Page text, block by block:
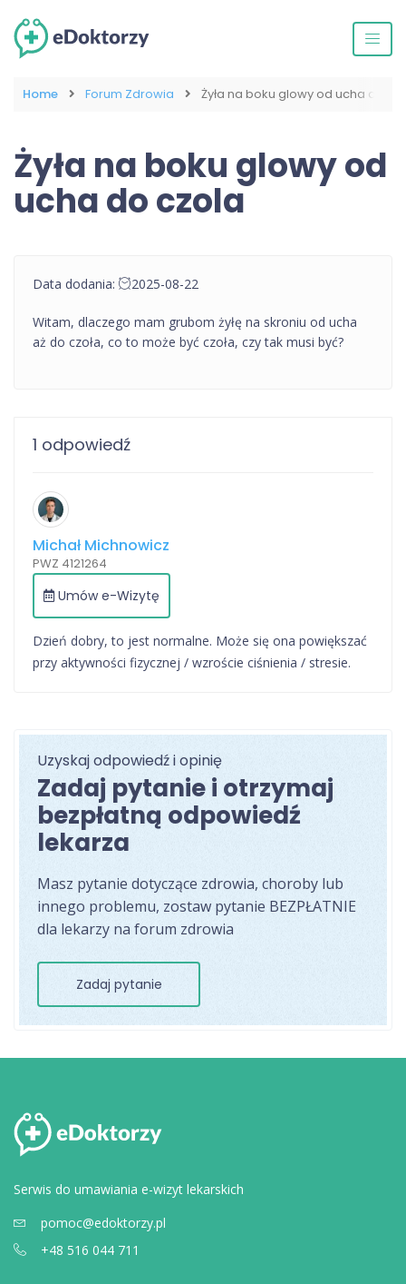
Home Forum Zdrowia Żyła na boku glowy od ucha do
Żyła na boku glowy od
ucha do czola
Data dodania: 2025-08-22
Witam, dlaczego mam grubom żyłę na skroniu od ucha
aż do czoła, co to może być czoła, czy tak musi być?
1 odpowiedź
Michał Michnowicz
PWZ 4121264
Umów e-Wizytę
Dzień dobry, to jest normalne. Może się ona powiększać
przy aktywności fizycznej / wzroście ciśnienia / stresie.
Uzyskaj odpowiedź i opinię
Zadaj pytanie i otrzymaj
bezpłatną odpowiedź
lekarza
Masz pytanie dotyczące zdrowia, choroby lub
innego problemu, zostaw pytanie BEZPŁATNIE
dla lekarzy na forum zdrowia
Zadaj pytanie
Serwis do umawiania e-wizyt lekarskich
pomoc@edoktorzy.pl
+48 516 044 711